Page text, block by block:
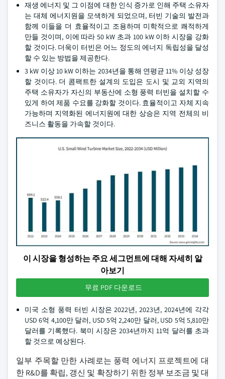
재생 에너지 및 그 이점에 대한 인식 증가로 인해 주택 소유자
는 대체 에너지원을 모색하게 되었으며, 터빈 기술의 발전과
함께 이들을 더 효율적이고 조용하며 미학적으로 쾌적하게
만들 것이며, 이에 따라 50 kW 초과 100 kW 이하 시장을 강화
할 것이다. 더욱이 터빈은 어느 정도의 에너지 독립성을 달성
할 수 있는 방법을 제공한다.
3 kW 이상 10 kW 이하는 2034년을 통해 연평균 11% 이상 성장
할 것이다. 더 콤팩트한 설계의 도입은 도시 및 교외 지역의
주택 소유자가 자신의 부동산에 소형 풍력 터빈을 설치할 수
있게 하여 제품 수요를 강화할 것이다. 효율적이고 자체 지속
가능하며 지역화된 에너지원에 대한 상승은 지역 전체의 비
즈니스 활동을 가속할 것이다.
이 시장을 형성하는 주요 세그먼트에 대해 자세히 알
아보기
무료 PDF 다운로드
미국 소형 풍력 터빈 시장은 2022년, 2023년, 2024년에 각각
USD 6억 4,100만 달러, USD 5억 2,240만 달러, USD 5억 5,810만
달러를 기록했다. 북미 시장은 2034년까지 11억 달러를 초과
할 것으로 예상된다.
일부 주목할 만한 사례로는 풍력 에너지 프로젝트에 대
한 R&D를 확립, 갱신 및 확장하기 위한 정부 보조금 및 대